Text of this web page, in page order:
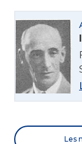
Les
English
Norsk